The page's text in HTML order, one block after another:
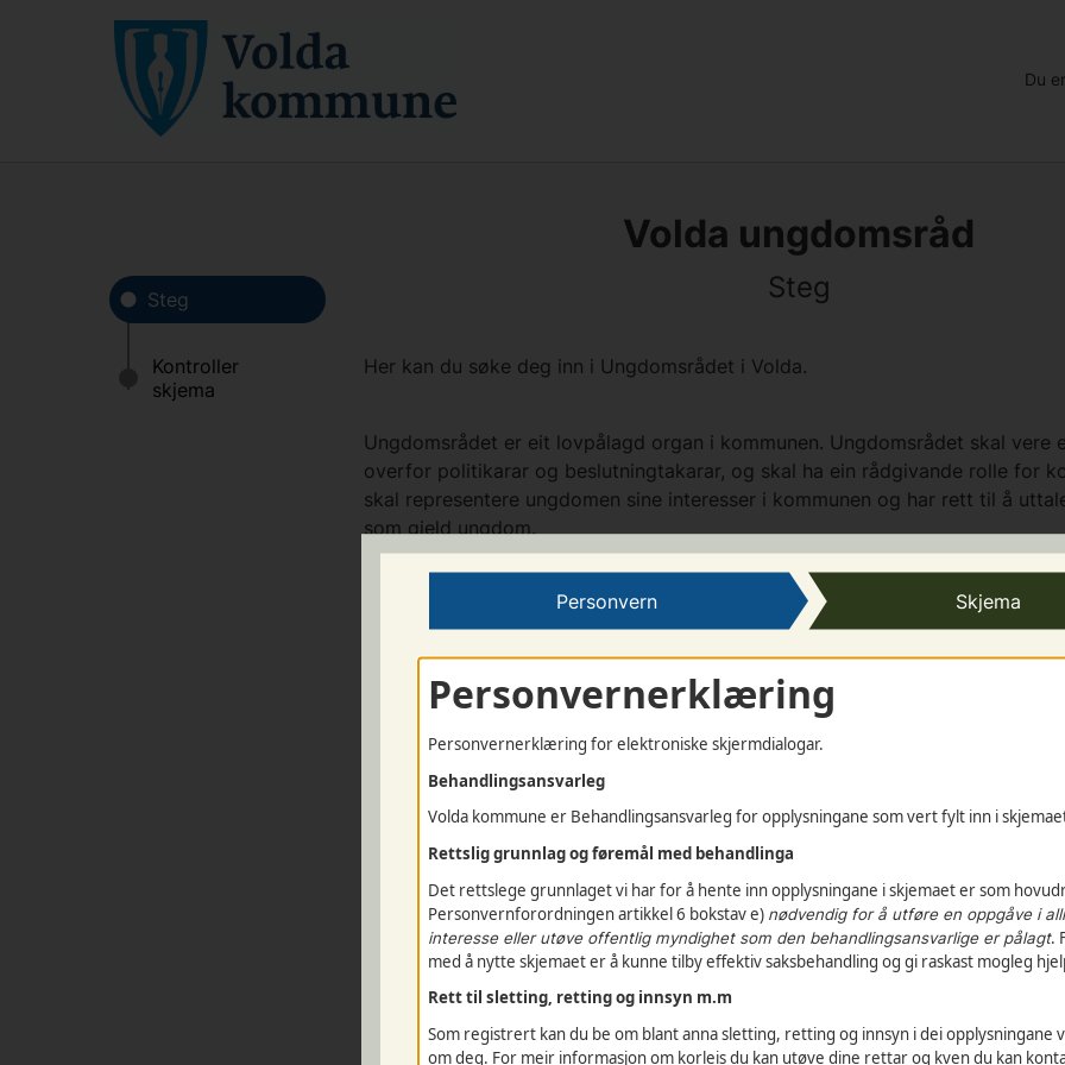
Personvern Skjema
Personvernerklæring
Personvernerklæring for elektroniske skjermdialogar.
Behandlingsansvarleg
Volda kommune er Behandlingsansvarleg for opplysningane som vert fylt inn i
Rettslig grunnlag og føremål med behandlinga
Det rettslege grunnlaget vi har for å hente inn opplysningane i skjemaet er som
Personvernforordningen artikkel 6 bokstav e) nødvendig for å utføre en oppgåve i
interesse eller utøve offentlig myndighet som den behandlingsansvarlige er pålagt.
med å nytte skjemaet er å kunne tilby effektiv saksbehandling og gi raskast mogleg
Rett til sletting, retting og innsyn m.m
Som registrert kan du be om blant anna sletting, retting og innsyn i dei opplysningane
om deg. For meir informasjon om korleis du kan utøve dine rettar og kven du kan
Du
Volda ungdomsråd
Steg
Her kan du søke deg inn i Ungdomsrådet i Volda.
Ungdomsrådet er eit lovpålagd organ i kommunen. Ungdomsrådet skal vere
overfor politikarar og beslutningtakarar, og skal ha ein rådgivande rolle for
skal representere ungdomen sine interesser i kommunen og har rett til å
som gjeld ungdom.
Volda ungdomsråd består av medlemmar frå ungdomsskulane, vidaregåande
organisasjonar og ungdomsklubben i Volda
PERSONOPPLYSNINGAR
Fornamn */Etternamn *
Adresse
/sted
/Klasse *